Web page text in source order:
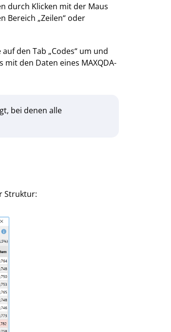
durch Klicken mit der Maus
Bereich „Zeilen“ oder
den Tab „Codes“ um und
mit den Daten eines MAXQDA-
bei denen alle
Struktur: